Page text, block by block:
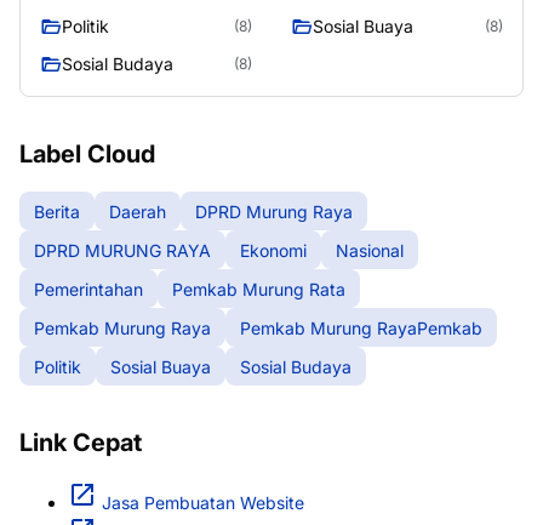
Politik (8) Sosial Buaya (8)
Sosial Budaya (8)
Label Cloud
Berita Daerah
DPRD Murung Raya
DPRD MURUNG RAYA
Ekonomi
Nasional
Pemerintahan
Pemkab Murung Rata
Pemkab Murung Raya
Pemkab Murung RayaPemkab
Politik
Sosial Buaya Sosial Budaya
Link Cepat
Jasa Pembuatan Website